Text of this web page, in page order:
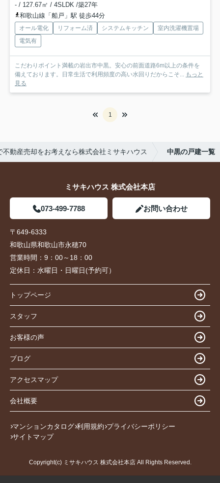
- / 127.67㎡ / 4SLDK /築27年
和歌山線「船戸」駅 徒歩44分
オール電化 リフォーム済 システムキッチン
室内洗濯機置場
電気有
こだわりポイント満載の岩出市中黒。安心の前面道路6m以上の条件を
備えております。日常生活で利用頻度の高い水回りだからこそ... もっと
見る
1
不動産売却をお考えなら株式会社ミサキハウス 中黒の戸建一覧
ミサキハウス 株式会社本店
073-499-7788 お問い合わせ
〒649-6333
和歌山県和歌山市永穂70
営業時間： 9：00～18：00
定休日： 水曜日・日曜日(予約可）
トップページ
スタッフ
お客様の声
ブログ
アクセスマップ
会社概要
マンションカタログ 利用規約 プライバシーポリシー
サイトマップ
Copyright(c) ミサキハウス 株式会社本店 All Rights Reserved.